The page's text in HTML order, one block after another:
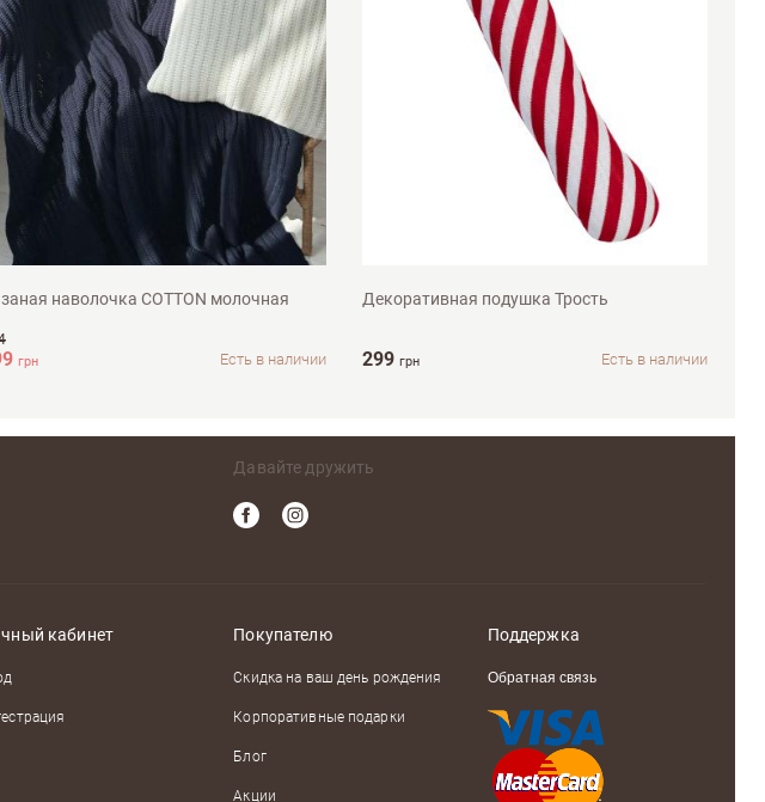
наволочка COTTON молочная
грн Есть в наличии
Декоративная подушка Трость
299 грн Есть в наличии
Давайте дружить
кабинет Покупателю
Скидка на ваш день рождения
Корпоративные подарки
Блог
Акции
Поддержка
Обратная связь